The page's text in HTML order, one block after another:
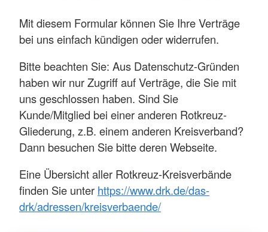
Mit diesem Formular können Sie Ihre Verträge
bei uns einfach kündigen oder widerrufen.
Bitte beachten Sie: Aus Datenschutz-Gründen
haben wir nur Zugriff auf Verträge, die Sie mit
uns geschlossen haben. Sind Sie
Kunde/Mitglied bei einer anderen Rotkreuz-
Gliederung, z.B. einem anderen Kreisverband?
Dann besuchen Sie bitte deren Webseite.
Eine Übersicht aller Rotkreuz-Kreisverbände
finden Sie unter https://www.drk.de/das-
drk/adressen/kreisverbaende/